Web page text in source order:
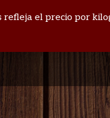
refleja el precio por